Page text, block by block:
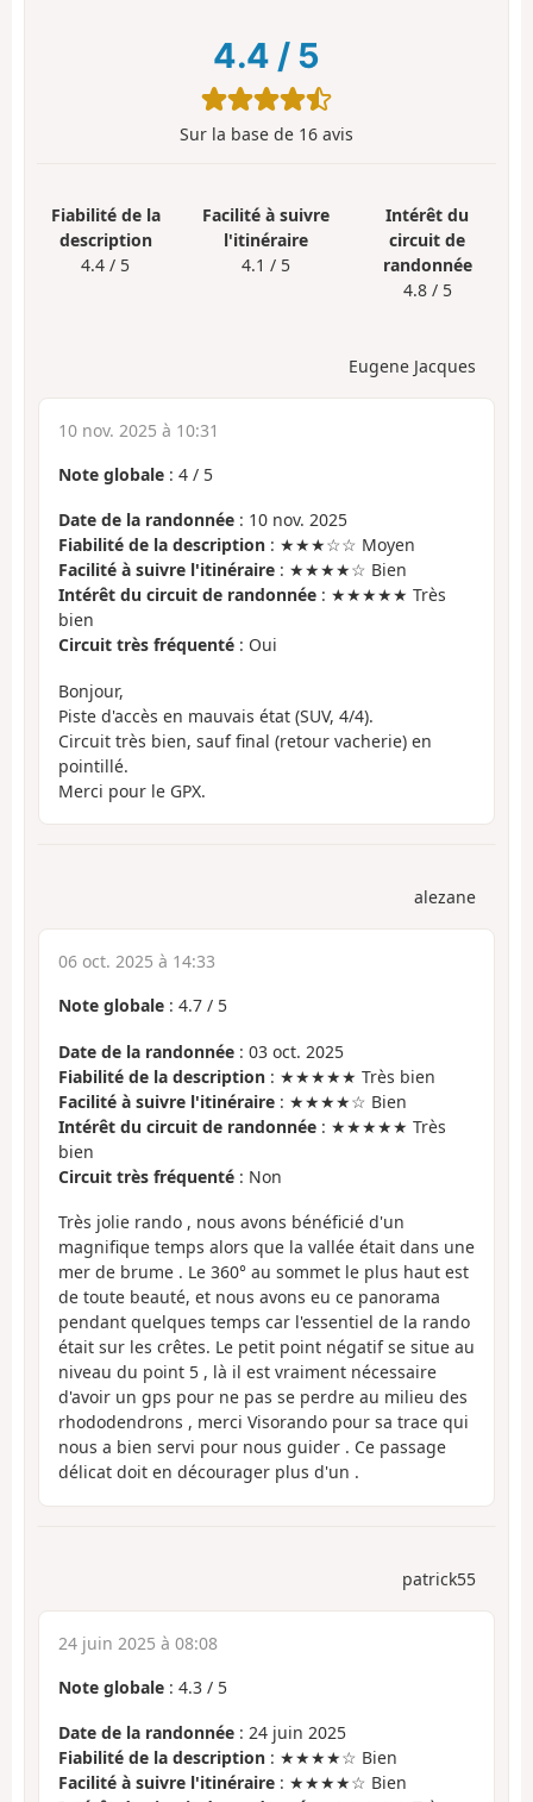
4.4 / 5
Sur la base de 16 avis
Fiabilité de la
description
4.4 / 5
Facilité à suivre
l'itinéraire
4.1 / 5
Intérêt du
circuit de
randonnée
4.8 / 5
Eugene Jacques
10 nov. 2025 à 10:31
Note globale : 4 / 5
Date de la randonnée : 10 nov. 2025
Fiabilité de la description : ★★★☆☆ Moyen
Facilité à suivre l'itinéraire : ★★★★☆ Bien
Intérêt du circuit de randonnée : ★★★★★ Très
bien
Circuit très fréquenté : Oui
Bonjour,
Piste d'accès en mauvais état (SUV, 4/4).
Circuit très bien, sauf final (retour vacherie) en
pointillé.
Merci pour le GPX.
alezane
06 oct. 2025 à 14:33
Note globale : 4.7 / 5
Date de la randonnée : 03 oct. 2025
Fiabilité de la description : ★★★★★ Très bien
Facilité à suivre l'itinéraire : ★★★★☆ Bien
Intérêt du circuit de randonnée : ★★★★★ Très
bien
Circuit très fréquenté : Non
Très jolie rando , nous avons bénéficié d'un
magnifique temps alors que la vallée était dans une
mer de brume . Le 360° au sommet le plus haut est
de toute beauté, et nous avons eu ce panorama
pendant quelques temps car l'essentiel de la rando
était sur les crêtes. Le petit point négatif se situe au
niveau du point 5 , là il est vraiment nécessaire
d'avoir un gps pour ne pas se perdre au milieu des
rhododendrons , merci Visorando pour sa trace qui
nous a bien servi pour nous guider . Ce passage
délicat doit en décourager plus d'un .
patrick55
24 juin 2025 à 08:08
Note globale : 4.3 / 5
Date de la randonnée : 24 juin 2025
Fiabilité de la description : ★★★★☆ Bien
Facilité à suivre l'itinéraire : ★★★★☆ Bien